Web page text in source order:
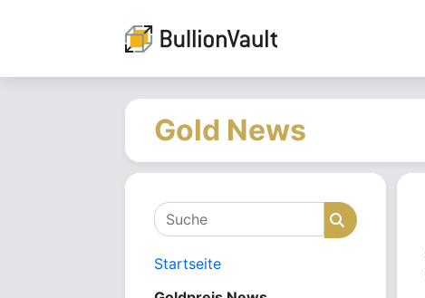
Gold News
Suche Suche
Startseite